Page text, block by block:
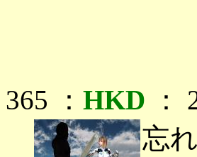
365 ： HKD ：
忘